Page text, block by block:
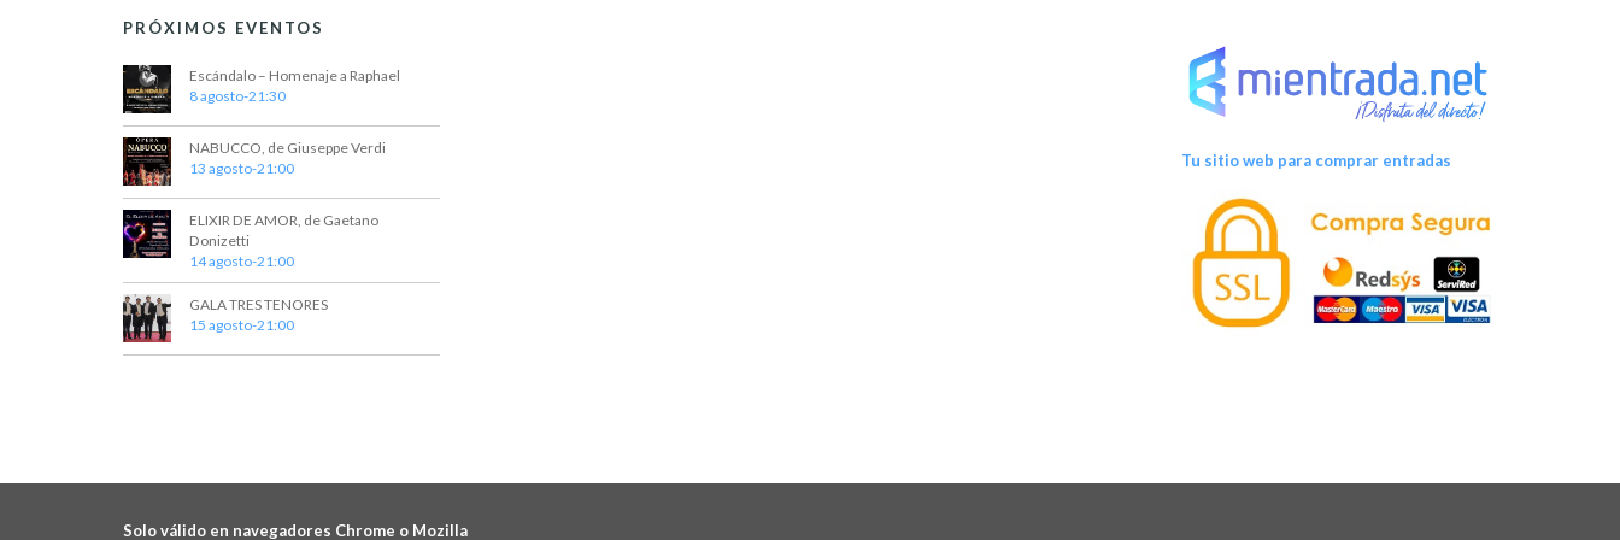
PRÓXIMOS EVENTOS
Escándalo – Homenaje a Raphael
8 agosto-21:30
NABUCCO, de Giuseppe Verdi
13 agosto-21:00
ELIXIR DE AMOR, de Gaetano
Donizetti
14 agosto-21:00
GALA TRES TENORES
15 agosto-21:00
Tu sitio web para comprar entradas
Solo válido en navegadores Chrome o Mozilla